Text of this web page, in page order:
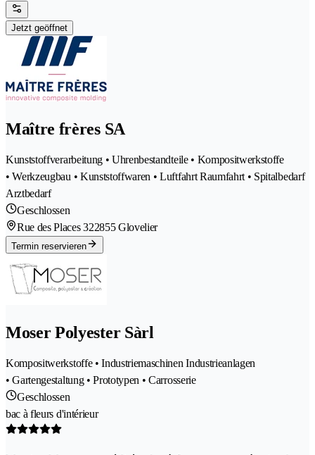
Jetzt geöffnet
Maître frères SA
Kunststoffverarbeitung • Uhrenbestandteile • Kompositwerkstoffe
• Werkzeugbau • Kunststoffwaren • Luftfahrt Raumfahrt • Spitalbedarf
Arztbedarf
Geschlossen
Rue des Places 322855 Glovelier
Termin reservieren
Moser Polyester Sàrl
Kompositwerkstoffe • Industriemaschinen Industrieanlagen
• Gartengestaltung • Prototypen • Carrosserie
Geschlossen
bac à fleurs d'intérieur